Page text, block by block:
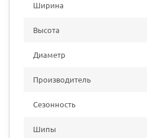
Ширина
Высота
Диаметр
Производитель
Сезонность
Шипы